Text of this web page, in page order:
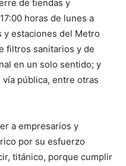
de tiendas y
horas de lunes a
y estaciones del Metro
filtros sanitarios y de
en un solo sentido; y
pública, entre otras
a empresarios y
por su esfuerzo
titánico, porque cumplir